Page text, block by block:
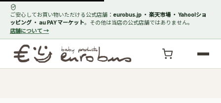
ご安心してお買い物いただける公式店舗： eurobus.jp ・ 楽天市場 ・ Yahoo!ショ
ッピング ・ au PAY マーケット。その他は当店の公式店舗ではありません。
店舗について →